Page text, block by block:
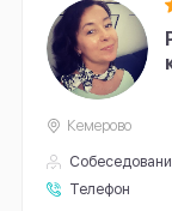
Телефон
Кемерово